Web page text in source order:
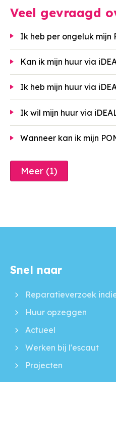
Veel gevraagd
Ik heb per ongeluk
Kan ik mijn huur via
Ik heb mijn huur via
Ik wil mijn huur via
Wanneer kan ik mijn
Meer (1)
Snel naar
Reparatieverzoek
Huur opzeggen
Actueel
Werken bij l'escaut
Projecten